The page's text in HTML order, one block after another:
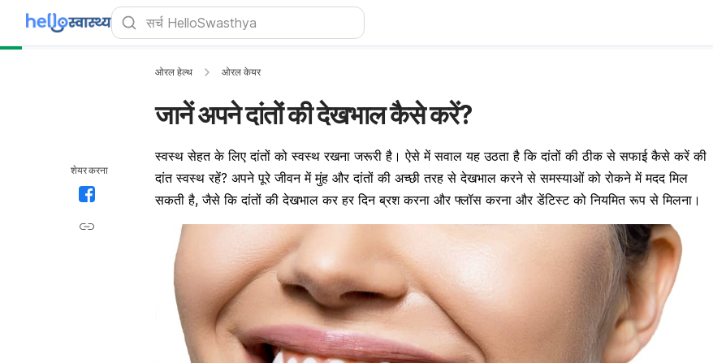
शेयर करना
ओरल हेल्थ ओरल केयर
जानें अपने दांतों की देखभाल कैसे करें?
स्वस्थ सेहत के लिएदांतों को स्वस्थ रखना जरूरी है। ऐसे में सवाल यह उठता है कि दांतों की ठीक से सफाई कैसे करें की
दांतस्वस्थ रहें? अपने पूरे जीवन मेंमुंह और दांतों की अच्छी तरह से देखभाल करने से समस्याओं को रोकने में मदद मिल
सकती है, जैसे कि दांतों की देखभाल कर हर दिनब्रशकरना और फ्लॉस करना और डेंटिस्ट को नियमित रूप से मिलना।